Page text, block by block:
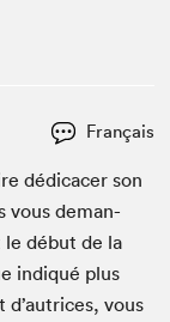
Français
dédi­cac­er son
vous deman­
le début de la
indiqué plus
d’autrices, vous